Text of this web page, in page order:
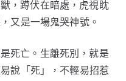
，蹲伏在暗處，虎視眈
又是一場鬼哭神號。
死亡。生離死別，就是
說「死」，不輕易招惹